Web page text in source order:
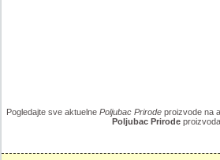
Pogledajte sve aktuelnePoljubac Prirode proizvode na
Poljubac Prirode proizvoda.